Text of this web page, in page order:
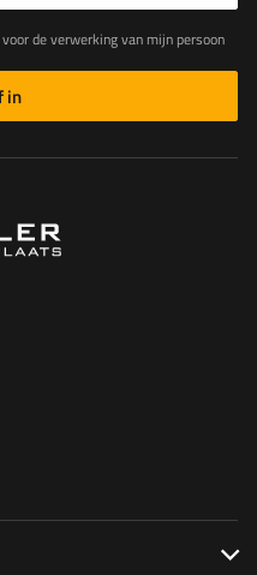
in overeenstemming met de Verordening van het Europees Parlement en de Raad (EU)
in